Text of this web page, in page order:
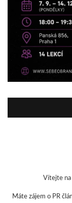
Vítejte na
Máte zájem o PR